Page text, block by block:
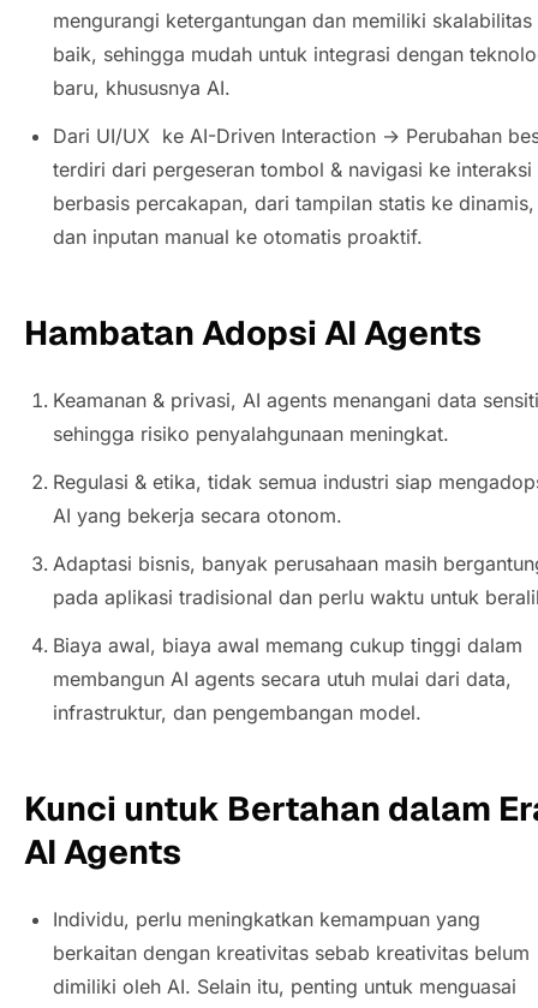
mengurangi ketergantungan dan memiliki skalabilitas
baik, sehingga mudah untuk integrasi dengan
baru, khususnya AI.
Dari UI/UX ke AI-Driven Interaction → Perubahan
terdiri dari pergeseran tombol & navigasi ke interaksi
berbasis percakapan, dari tampilan statis ke dinamis,
dan inputan manual ke otomatis proaktif.
Hambatan AdopsiAI Agents
Keamanan & privasi, AI agents menangani data
sehingga risiko penyalahgunaan meningkat.
Regulasi & etika, tidak semua industri siap
AI yang bekerja secara otonom.
Adaptasi bisnis, banyak perusahaan masih
pada aplikasi tradisional dan perlu waktu untuk
Biaya awal, biaya awal memang cukup tinggi dalam
membangun AI agents secara utuh mulai dari data,
infrastruktur, dan pengembangan model.
Kunci untuk Bertahan dalam
AI Agents
Individu, perlu meningkatkan kemampuan yang
berkaitan dengan kreativitas sebab kreativitas belum
dimiliki oleh AI. Selain itu, penting untuk menguasai